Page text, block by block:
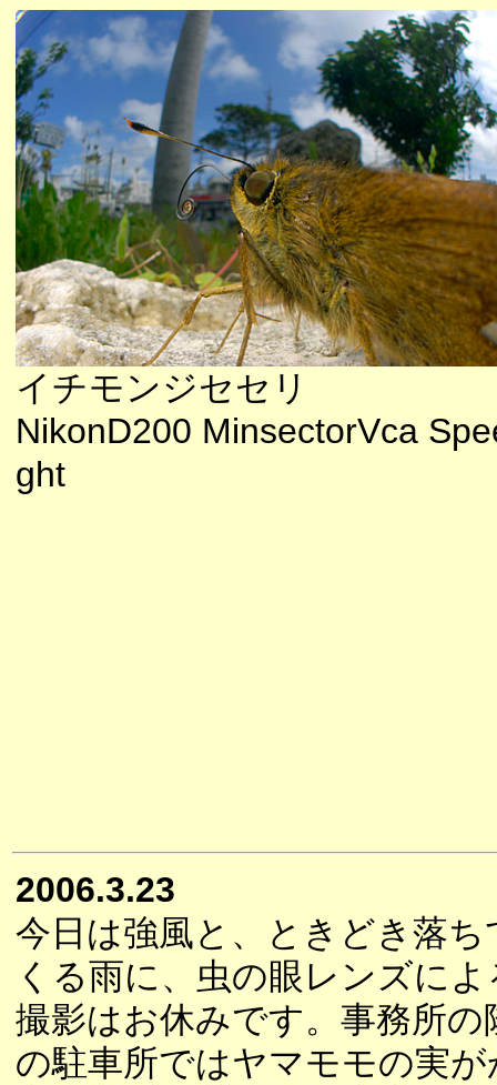
イチモンジセセリ
NikonD200 MinsectorVca
ght
2006.3.23
今日は強風と、ときどき落ち
くる雨に、虫の眼レンズによ
撮影はお休みです。事務所の
の駐車所ではヤマモモの実が